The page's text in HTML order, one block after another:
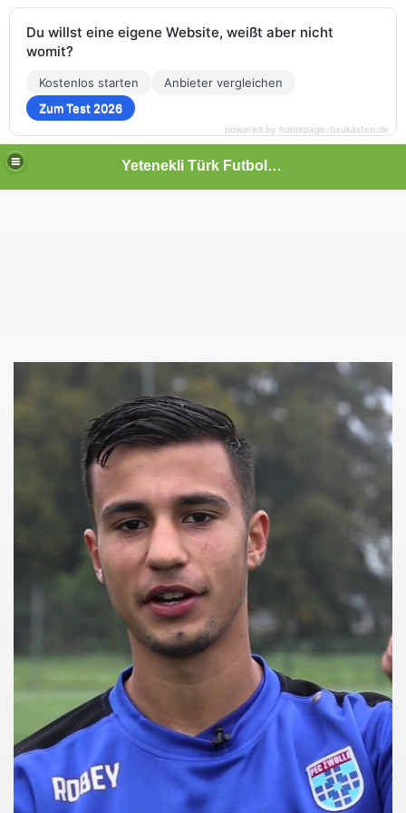
Yetenekli Türk Futbolcular
Du willst eine eigene Website, weißt aber nicht
womit?
Kostenlos starten
Anbieter vergleichen
Zum Test 2026
powered by homepage-baukasten.de